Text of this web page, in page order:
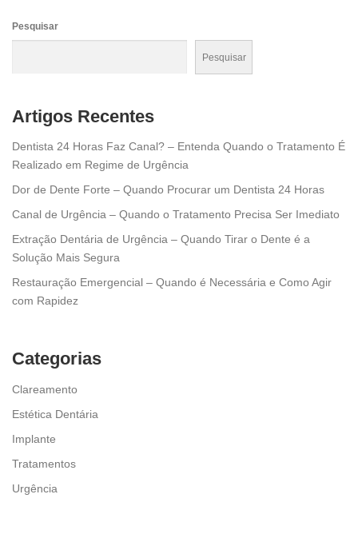
Pesquisar
Pesquisar
Artigos Recentes
Dentista 24 Horas Faz Canal? – Entenda Quando o Tratamento É
Realizado em Regime de Urgência
Dor de Dente Forte – Quando Procurar um Dentista 24 Horas
Canal de Urgência – Quando o Tratamento Precisa Ser Imediato
Extração Dentária de Urgência – Quando Tirar o Dente é a
Solução Mais Segura
Restauração Emergencial – Quando é Necessária e Como Agir
com Rapidez
Categorias
Clareamento
Estética Dentária
Implante
Tratamentos
Urgência